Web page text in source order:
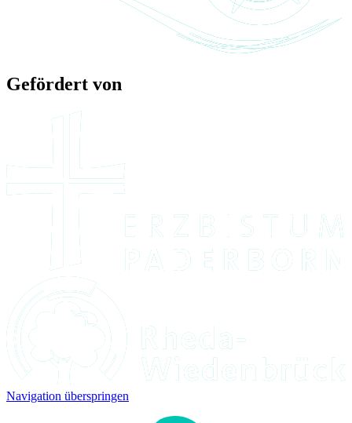
Gefördert von
Navigation überspringen